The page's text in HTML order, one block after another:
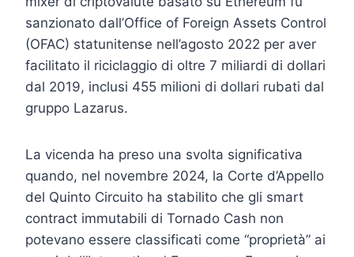
sanzionato dall’Office of Foreign Assets Control
(OFAC) statunitense nell’agosto 2022 per aver
facilitato il riciclaggio di oltre 7 miliardi di dollari
dal 2019, inclusi 455 milioni di dollari rubati dal
gruppo Lazarus.
La vicenda ha preso una svolta significativa
quando, nel novembre 2024, la Corte d’Appello
del Quinto Circuito ha stabilito che gli smart
contract immutabili di Tornado Cash non
potevano essere classificati come “proprietà” ai